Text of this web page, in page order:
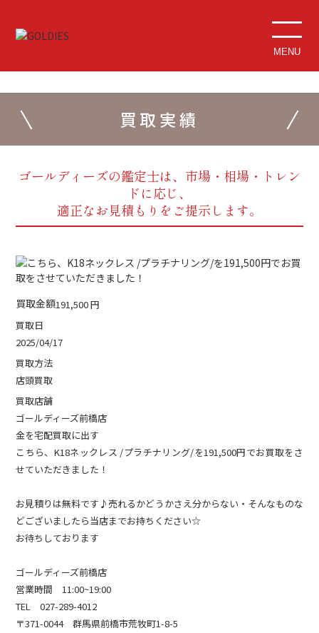
MENU
買取実績
ゴールディーズの鑑定士は、市場・相場・トレン
ドに応じ、
適正なお見積もりをご提示します。
買取金額191,500円
買取日
2025/04/17
買取方法
店頭買取
買取店舗
ゴールディーズ前橋店
金を宅配買取に出す
こちら、K18ネックレス /プラチナリング/を191,500円でお買取をさ
せていただきました！
お見積りは無料です♪売れるかどうかさえ分からない・そんなものな
どございましたら当店までお持ちください☆
お待ちしております
ゴールディーズ前橋店
営業時間 11:00~19:00
TEL 027-289-4012
〒371-0044 群馬県前橋市荒牧町1-8-5